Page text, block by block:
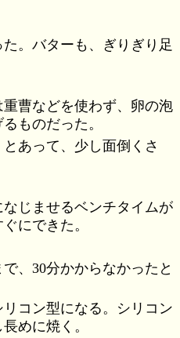
。バターも、ぎりぎり足
曹などを使わず、卵の泡
ものだった。
あって、少し面倒くさ
じませるベンチタイムが
にできた。
、30分かからなかったと
コン型になる。シリコン
めに焼く。